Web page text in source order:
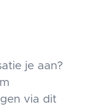
je aan?
via dit